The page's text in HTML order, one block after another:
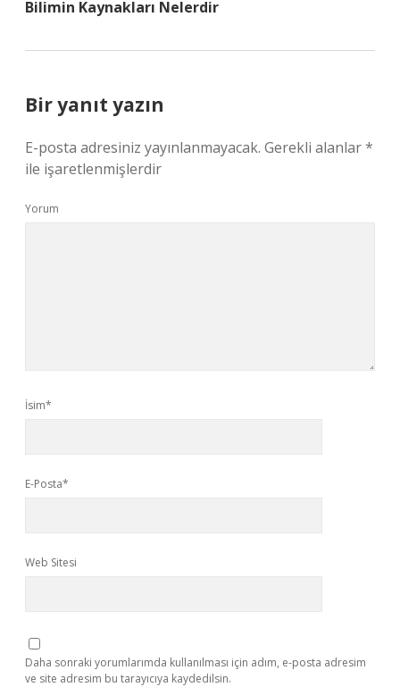
Bilimin Kaynakları Nelerdir
Bir yanıt yazın
E-posta adresiniz yayınlanmayacak. Gerekli alanlar*
ile işaretlenmişlerdir
Yorum
İsim*
E-Posta*
Web Sitesi
Daha sonraki yorumlarımda kullanılması için adım, e-posta adresim
ve site adresim bu tarayıcıya kaydedilsin.